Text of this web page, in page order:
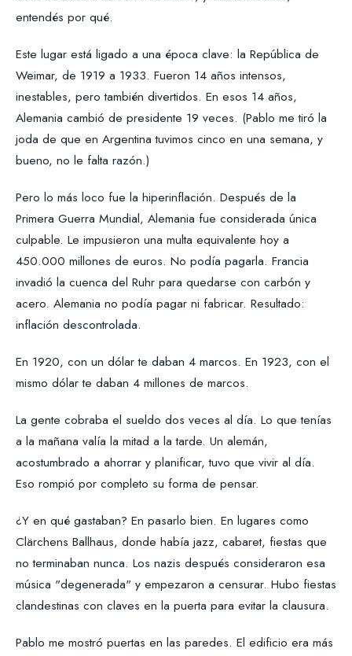
entendés por qué.
Este lugar está ligado a una época clave: la República de
Weimar, de 1919 a 1933. Fueron 14 años intensos,
inestables, pero también divertidos. En esos 14 años,
Alemania cambió de presidente 19 veces. (Pablo me tiró la
joda de que en Argentina tuvimos cinco en una semana, y
bueno, no le falta razón.)
Pero lo más loco fue la hiperinflación. Después de la
Primera Guerra Mundial, Alemania fue considerada única
culpable. Le impusieron una multa equivalente hoy a
450.000 millones de euros. No podía pagarla. Francia
invadió la cuenca del Ruhr para quedarse con carbón y
acero. Alemania no podía pagar ni fabricar. Resultado:
inflación descontrolada.
En 1920, con un dólar te daban 4 marcos. En 1923, con el
mismo dólar te daban 4 millones de marcos.
La gente cobraba el sueldo dos veces al día. Lo que tenías
a la mañana valía la mitad a la tarde. Un alemán,
acostumbrado a ahorrar y planificar, tuvo que vivir al día.
Eso rompió por completo su forma de pensar.
¿Y en qué gastaban? En pasarlo bien. En lugares como
Clärchens Ballhaus, donde había jazz, cabaret, fiestas que
no terminaban nunca. Los nazis después consideraron esa
música "degenerada" y empezaron a censurar. Hubo fiestas
clandestinas con claves en la puerta para evitar la clausura.
Pablo me mostró puertas en las paredes. El edificio era más